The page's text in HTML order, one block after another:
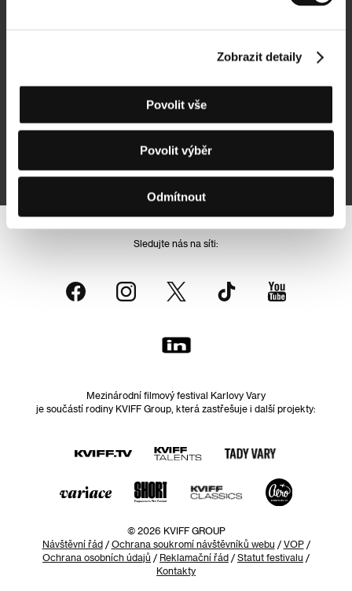
Zobrazit detaily
Povolit vše
Povolit výběr
Odmítnout
Přihlásit se k odběru
Přihlášením souhlasím sezpracováním osobních údajů
Sledujte nás na síti:
Mezinárodní filmový festival Karlovy Vary
je součástí rodiny KVIFF Group, která zastřešuje i další projekty:
© 2026 KVIFF GROUP
Návštěvní řád/ Ochrana soukromí návštěvníků webu / VOP/
Ochrana osobních údajů / Reklamační řád / Statut festivalu /
Kontakty